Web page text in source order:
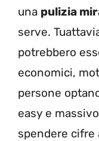
una pulizia
serve.
potrebbero
economici,
persone
easy e
spendere cifre